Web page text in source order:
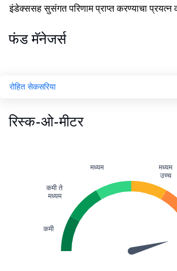
इंडेक्ससह सुसंगत परिणाम प्राप्त करण्याचा प्रयत्न
फंड मॅनेजर्स
रोहित सेकसरिया
रिस्क-ओ-मीटर
कमी
कमी ते
मध्यम
मध्यम
मध्यम
उच्च